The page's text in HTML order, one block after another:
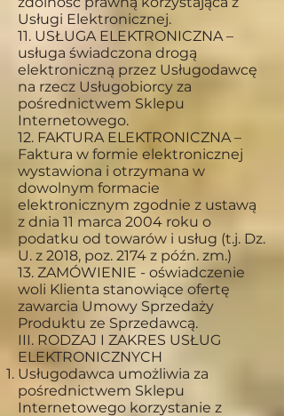
Usługi Elektronicznej.
11. USŁUGA ELEKTRONICZNA –
usługa świadczona drogą
elektroniczną przez Usługodawcę
na rzecz Usługobiorcy za
pośrednictwem Sklepu
Internetowego.
12. FAKTURA ELEKTRONICZNA –
Faktura w formie elektronicznej
wystawiona i otrzymana w
dowolnym formacie
elektronicznym zgodnie z ustawą
z dnia 11 marca 2004 roku o
podatku od towarów i usług (t.j. Dz.
U. z 2018, poz. 2174 z późn. zm.)
13. ZAMÓWIENIE - oświadczenie
woli Klienta stanowiące ofertę
zawarcia Umowy Sprzedaży
Produktu ze Sprzedawcą.
III. RODZAJ I ZAKRES USŁUG
ELEKTRONICZNYCH
Usługodawca umożliwia za
pośrednictwem Sklepu
Internetowego korzystanie z